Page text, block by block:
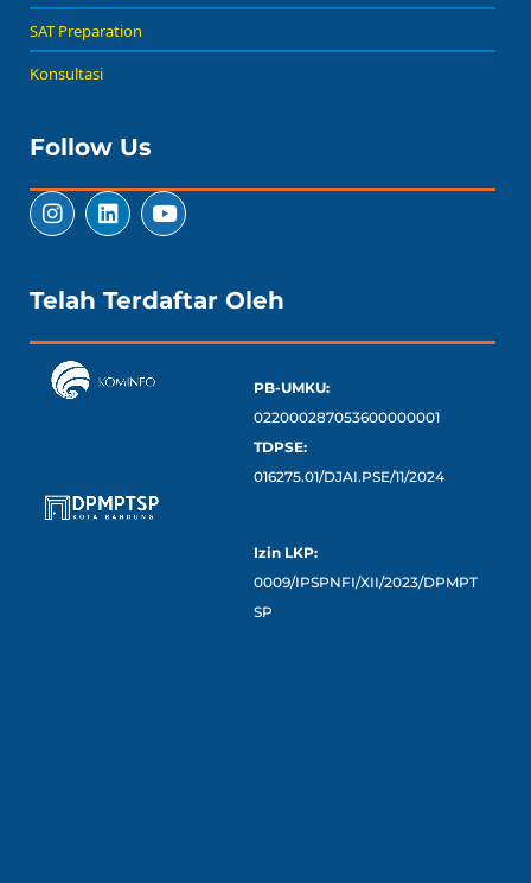
SAT Preparation
Konsultasi
Follow Us
Telah Terdaftar Oleh
PB-UMKU:
022000287053600000001
TDPSE:
016275.01/DJAI.PSE/11/2024
Izin LKP:
0009/IPSPNFI/XII/2023/DPMPT
SP